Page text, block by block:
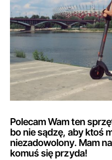
Polecam Wam ten
bo nie sądzę, aby ktoś
niezadowolony. Mam
komuś się przyda!